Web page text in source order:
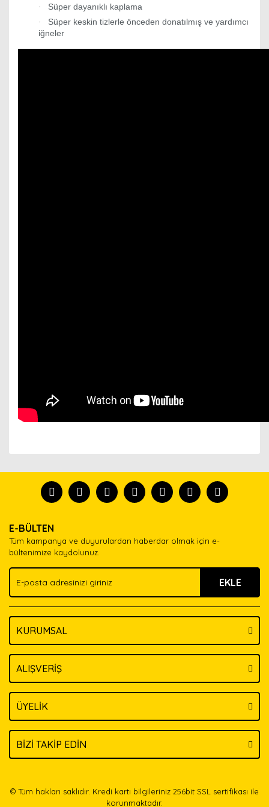
· Süper dayanıklı kaplama
·
Süper keskin tizlerle önceden donatılmış ve yardımcı
iğneler
tanısın.
formunu kullanarak tarafımıza iletebilirsiniz.
Görüş ve önerileriniz için teşekkür ederiz.
Ürün açıklamasında eksik bilgiler bulunuyor.
Ürün bilgilerinde hatalar bulunuyor.
Ürün fiyatı diğer sitelerden daha pahalı.
Bu ürüne benzer farklı alternatifler olmalı.
E-BÜLTEN
Tüm kampanya ve duyurulardan haberdar olmak için e-
bültenimize kaydolunuz.
EKLE
KURUMSAL
ALIŞVERİŞ
ÜYELİK
BİZİ TAKİP EDİN
© Tüm hakları saklıdır. Kredi kartı bilgileriniz 256bit SSL sertifikası ile
korunmaktadır.